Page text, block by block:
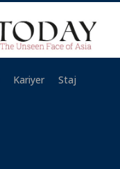
Kariyer
Staj